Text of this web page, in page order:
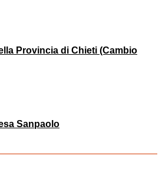
Provincia di Chieti (Cambio
Sanpaolo